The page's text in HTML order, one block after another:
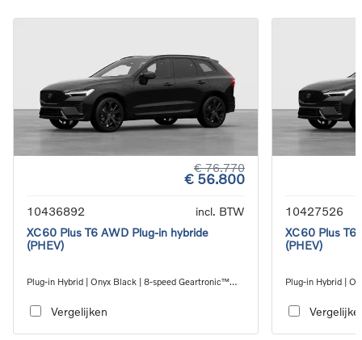
€ 76.770
€ 56.800
10436892
incl. BTW
XC60 Plus T6 AWD Plug-in hybride
(PHEV)
Plug-in Hybrid | Onyx Black | 8-speed Geartronic™
Vergelijken
10427526
XC60 Plus T6
(PHEV)
Plug-in Hybrid |